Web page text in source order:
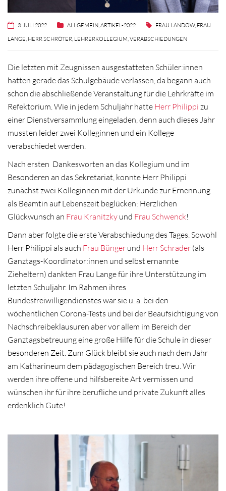
3. JULI 2022 ALLGEMEIN ARTIKEL-2022 FRAU LANDOW, FRAU
LANGE HERR SCHRÖTER LEHRERKOLLEGIUM VERABSCHIEDUNGEN
Die letzten mit Zeugnissen ausgestatteten Schüler:innen
hatten gerade das Schulgebäude verlassen, da begann auch
schon die abschließende Veranstaltung für die Lehrkräfte im
Refektorium. Wie in jedem Schuljahr hatte Herr Philippi zu
einer Dienstversammlung eingeladen, denn auch dieses Jahr
mussten leider zwei Kolleginnen und ein Kollege
verabschiedet werden.
Nach ersten Dankesworten an das Kollegium und im
Besonderen an das Sekretariat, konnte Herr Philippi
zunächst zwei Kolleginnen mit der Urkunde zur Ernennung
als Beamtin auf Lebenszeit beglücken: Herzlichen
Glückwunsch an Frau Kranitzky und Frau Schwenck!
Dann aber folgte die erste Verabschiedung des Tages. Sowohl
Herr Philippi als auch Frau Bünger und Herr Schrader (als
Ganztags-Koordinator:innen und selbst ernannte
Zieheltern) dankten Frau Lange für ihre Unterstützung im
letzten Schuljahr. Im Rahmen ihres
Bundesfreiwilligendienstes war sie u. a. bei den
wöchentlichen Corona-Tests und bei der Beaufsichtigung von
Nachschreibeklausuren aber vor allem im Bereich der
Ganztagsbetreuung eine große Hilfe für die Schule in dieser
besonderen Zeit. Zum Glück bleibt sie auch nach dem Jahr
am Katharineum dem pädagogischen Bereich treu. Wir
werden ihre offene und hilfsbereite Art vermissen und
wünschen ihr für ihre berufliche und private Zukunft alles
erdenklich Gute!